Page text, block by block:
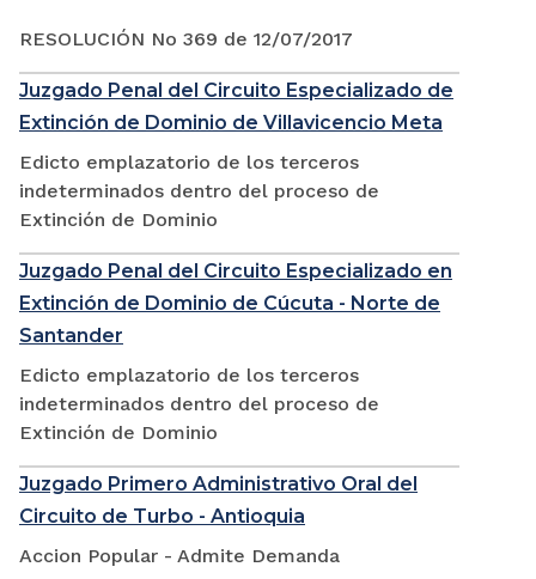
RESOLUCIÓN No 369 de 12/07/2017
Juzgado Penal del Circuito Especializado de
Extinción de Dominio de Villavicencio Meta
Edicto emplazatorio de los terceros
indeterminados dentro del proceso de
Extinción de Dominio
Juzgado Penal del Circuito Especializado en
Extinción de Dominio de Cúcuta - Norte de
Santander
Edicto emplazatorio de los terceros
indeterminados dentro del proceso de
Extinción de Dominio
Juzgado Primero Administrativo Oral del
Circuito de Turbo - Antioquia
Accion Popular - Admite Demanda